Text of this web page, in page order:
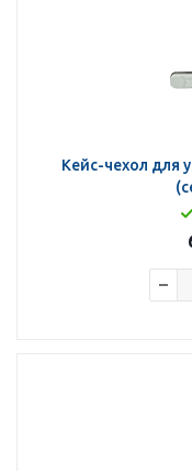
Кейс-чехол для